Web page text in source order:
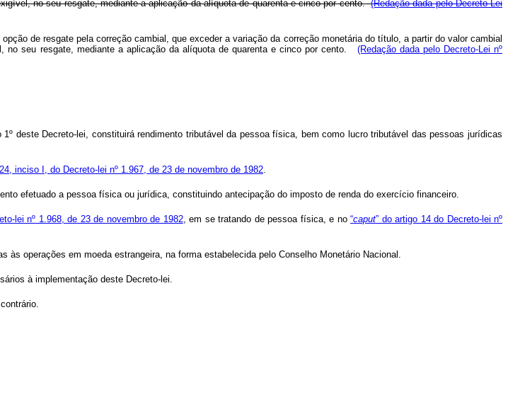
no seu resgate, mediante a aplicação da alíquota de quarenta e cinco por cento.(Redação dada pelo Decreto-Lei
de resgate pela correção cambial, que exceder a variação da correção monetária do título, a partir do valor cambial
no seu resgate, mediante a aplicação da alíquota de quarenta e cinco por cento. (Redação dada pelo Decreto-Lei nº
deste Decreto-lei, constituirá rendimento tributável da pessoa física, bem como lucro tributável das pessoas jurídicas
inciso I, do Decreto-lei nº 1.967, de 23 de novembro de 1982.
efetuado a pessoa física ou jurídica, constituindo antecipação do imposto de renda do exercício financeiro.
lei nº 1.968, de 23 de novembro de 1982, em se tratando de pessoa física, e no“caput” do artigo 14 do Decreto-lei nº
às operações em moeda estrangeira, na forma estabelecida pelo Conselho Monetário Nacional.
à implementação deste Decreto-lei.